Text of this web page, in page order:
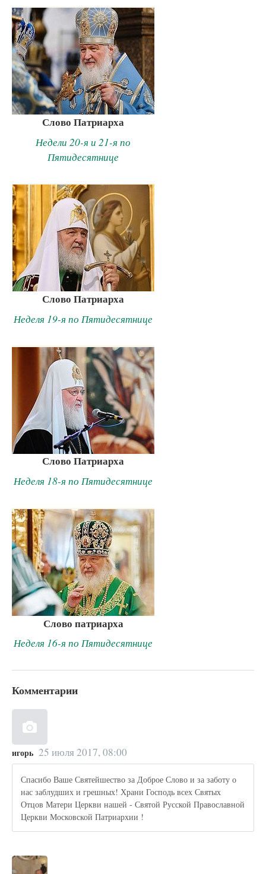
Слово Патриарха
Недели 20-я и 21-я по
Пятидесятнице
Слово Патриарха
Неделя 19-я по Пятидесятнице
Слово Патриарха
Неделя 18-я по Пятидесятнице
Слово патриарха
Неделя 16-я по Пятидесятнице
Комментарии
игорь 25 июля 2017, 08:00
Спасибо Ваше Святейшество за Доброе Слово и за заботу о
нас заблудших и грешных! Храни Господь всех Святых
Отцов Матери Церкви нашей - Святой Русской Православной
Церкви Московской Патриархии !